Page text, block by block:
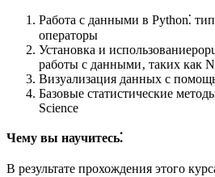
Работа с данными в Python⁚
операторы
Установка и
работы с данными‚ таких как
Визуализация данных с
Базовые статистические
Science
Чему вы научитесь⁚
В результате прохождения этого